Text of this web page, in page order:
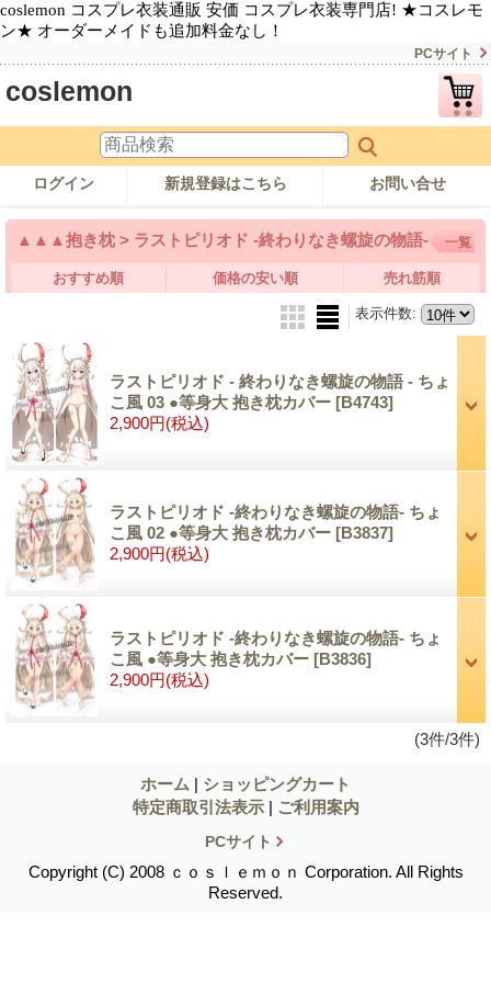
coslemon コスプレ衣装通販 安価 コスプレ衣装専門店! ★コスレモ
ン★ オーダーメイドも追加料金なし！
PCサイト
coslemon
ログイン 新規登録はこちら お問い合せ
▲▲▲抱き枕 > ラストピリオド -終わりなき螺旋の物語- 一覧
おすすめ順 価格の安い順 売れ筋順
表示件数:
ラストピリオド - 終わりなき螺旋の物語 - ちょ
こ風 03 ●等身大 抱き枕カバー [B4743]
2,900円(税込)
ラストピリオド -終わりなき螺旋の物語- ちょ
こ風 02 ●等身大 抱き枕カバー [B3837]
2,900円(税込)
ラストピリオド -終わりなき螺旋の物語- ちょ
こ風 ●等身大 抱き枕カバー [B3836]
2,900円(税込)
(3件/3件)
ホーム | ショッピングカート
特定商取引法表示 | ご利用案内
PCサイト
Copyright (C) 2008 ｃｏｓｌｅｍｏｎ Corporation. All Rights
Reserved.